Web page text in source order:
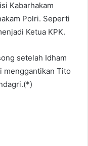
Kabarhakam
Polri. Seperti
Ketua KPK.
setelah Idham
menggantikan Tito